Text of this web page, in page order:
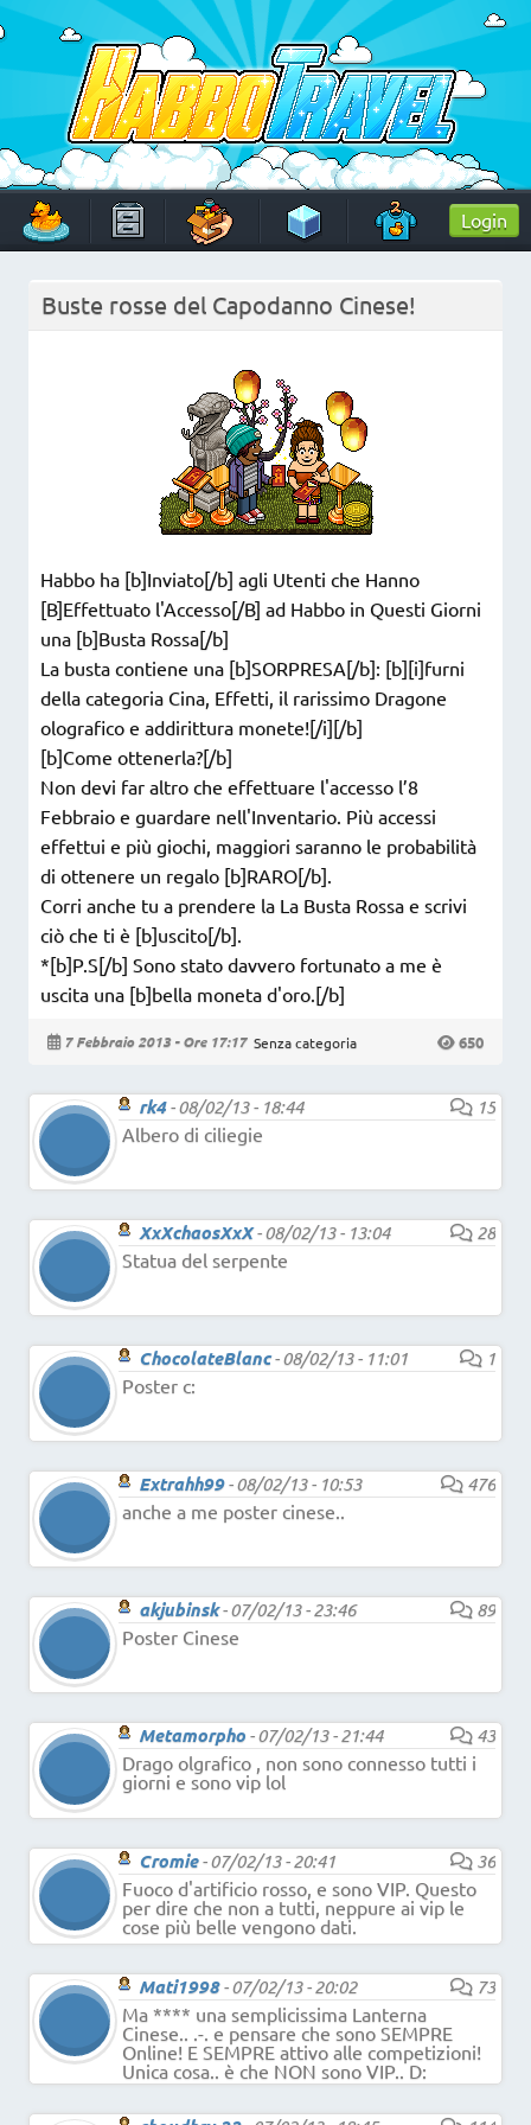
Skip
to
content
HabboTravel
Un viaggio di pixel!
Login
Buste rosse del Capodanno Cinese!
Habbo ha [b]Inviato[/b] agli Utenti che Hanno
[B]Effettuato l'Accesso[/B] ad Habbo in Questi Giorni
una [b]Busta Rossa[/b]
La busta contiene una [b]SORPRESA[/b]: [b][i]furni
della categoria Cina, Effetti, il rarissimo Dragone
olografico e addirittura monete![/i][/b]
[b]Come ottenerla?[/b]
Non devi far altro che effettuare l'accesso l’8
Febbraio e guardare nell'Inventario. Più accessi
effettui e più giochi, maggiori saranno le probabilità
di ottenere un regalo [b]RARO[/b].
Corri anche tu a prendere la La Busta Rossa e scrivi
ciò che ti è [b]uscito[/b].
*[b]P.S[/b] Sono stato davvero fortunato a me è
uscita una [b]bella moneta d'oro.[/b]
7 Febbraio 2013 - Ore 17:17 Senza categoria 650
rk4-08/02/13 - 18:44
15
Albero di ciliegie
XxXchaosXxX-08/02/13 - 13:04
28
Statua del serpente
ChocolateBlanc-08/02/13 - 11:01
1
Poster c:
Extrahh99-08/02/13 - 10:53
476
anche a me poster cinese..
akjubinsk-07/02/13 - 23:46
89
Poster Cinese
Metamorpho -07/02/13 - 21:44
43
Drago olgrafico , non sono connesso tutti i
giorni e sono vip lol
Cromie-07/02/13 - 20:41
36
Fuoco d'artificio rosso, e sono VIP. Questo
per dire che non a tutti, neppure ai vip le
cose più belle vengono dati.
Mati1998-07/02/13 - 20:02
73
Ma **** una semplicissima Lanterna
Cinese.. .-. e pensare che sono SEMPRE
Online! E SEMPRE attivo alle competizioni!
Unica cosa.. è che NON sono VIP.. D: